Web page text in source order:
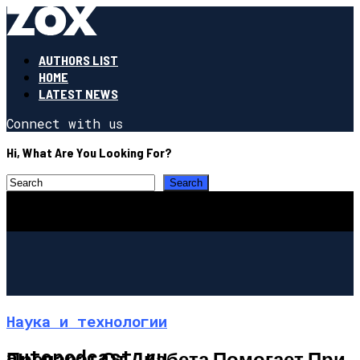
AUTHORS LIST
HOME
LATEST NEWS
Connect with us
Hi, What Are You Looking For?
Наука и технологии